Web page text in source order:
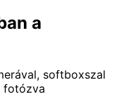
a
softboxszal
fotózva